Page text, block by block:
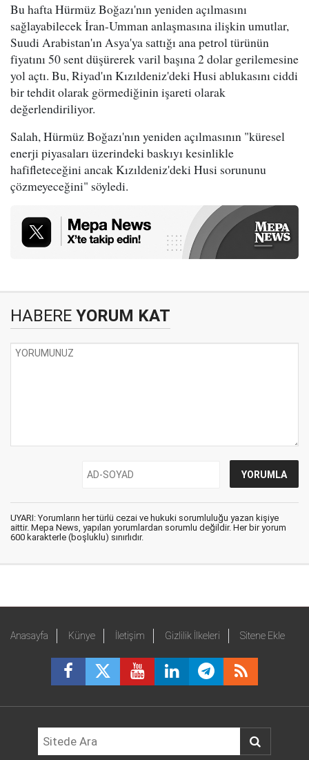
Bu hafta Hürmüz Boğazı'nın yeniden açılmasını
sağlayabilecek İran-Umman anlaşmasına ilişkin umutlar,
Suudi Arabistan'ın Asya'ya sattığı ana petrol türünün
fiyatını 50 sent düşürerek varil başına 2 dolar gerilemesine
yol açtı. Bu, Riyad'ın Kızıldeniz'deki Husi ablukasını ciddi
bir tehdit olarak görmediğinin işareti olarak
değerlendiriliyor.
Salah, Hürmüz Boğazı'nın yeniden açılmasının "küresel
enerji piyasaları üzerindeki baskıyı kesinlikle
hafifleteceğini ancak Kızıldeniz'deki Husi sorununu
çözmeyeceğini" söyledi.
HABERE YORUM KAT
UYARI: Yorumların her türlü cezai ve hukuki sorumluluğu yazan kişiye
aittir. Mepa News, yapılan yorumlardan sorumlu değildir. Her bir yorum
600 karakterle (boşluklu) sınırlıdır.
Anasayfa Künye İletişim Gizlilik İlkeleri Sitene Ekle